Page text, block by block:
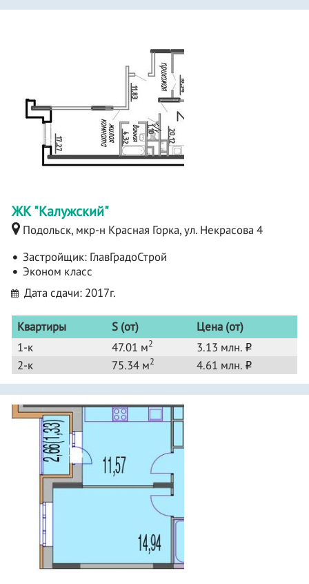
ЖК "Калужский"
Подольск, мкр-н Красная Горка, ул. Некрасова 4
Застройщик: ГлавГрадоСтрой
Эконом класс
Дата сдачи: 2017г.
Квартиры S (от)
Цена (от)
1-к
47.01 м2 3.13 млн. o
2-к 75.34 м2 4.61 млн. o